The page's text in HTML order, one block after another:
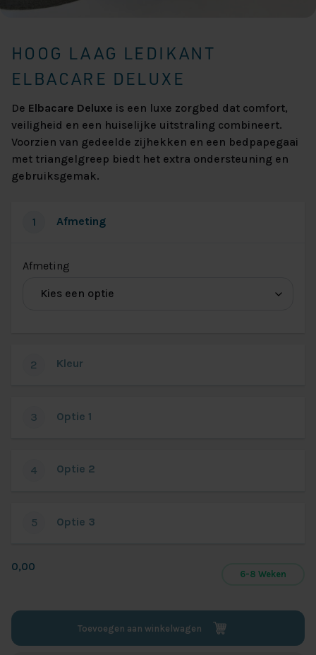
HOOG LAAG LEDIKANT
ELBACARE DELUXE
De Elbacare Deluxe is een luxe zorgbed dat comfort,
veiligheid en een huiselijke uitstraling combineert.
Voorzien van gedeelde zijhekken en een bedpapegaai
met triangelgreep biedt het extra ondersteuning en
gebruiksgemak.
1 Afmeting
Afmeting
Afmeting
2 Kleur
3 Optie 1
4 Optie 2
5 Optie 3
0,00
6-8 Weken
Toevoegen aan winkelwagen